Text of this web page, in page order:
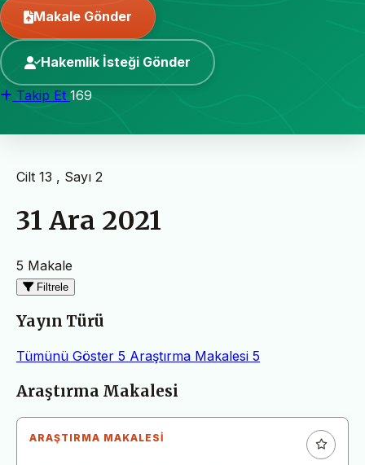
Makale Gönder
Hakemlik İsteği Gönder
Takip Et 169
Cilt 13 , Sayı 2
31 Ara 2021
5 Makale
Filtrele
Yayın Türü
Tümünü Göster 5 Araştırma Makalesi 5
Makaleler
Araştırma Makalesi
ARAŞTIRMA MAKALESI